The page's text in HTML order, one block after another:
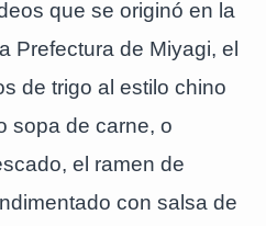
que se originó en la
Prefectura de Miyagi, el
de trigo al estilo chino
sopa de carne, o
el ramen de
con salsa de